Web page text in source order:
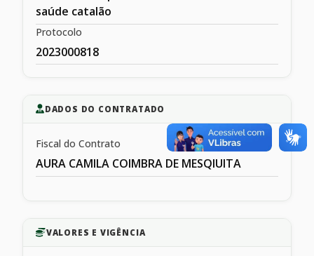
saúde catalão
Protocolo
2023000818
DADOS DO CONTRATADO
Fiscal do Contrato
AURA CAMILA COIMBRA DE MESQIUITA
VALORES E VIGÊNCIA